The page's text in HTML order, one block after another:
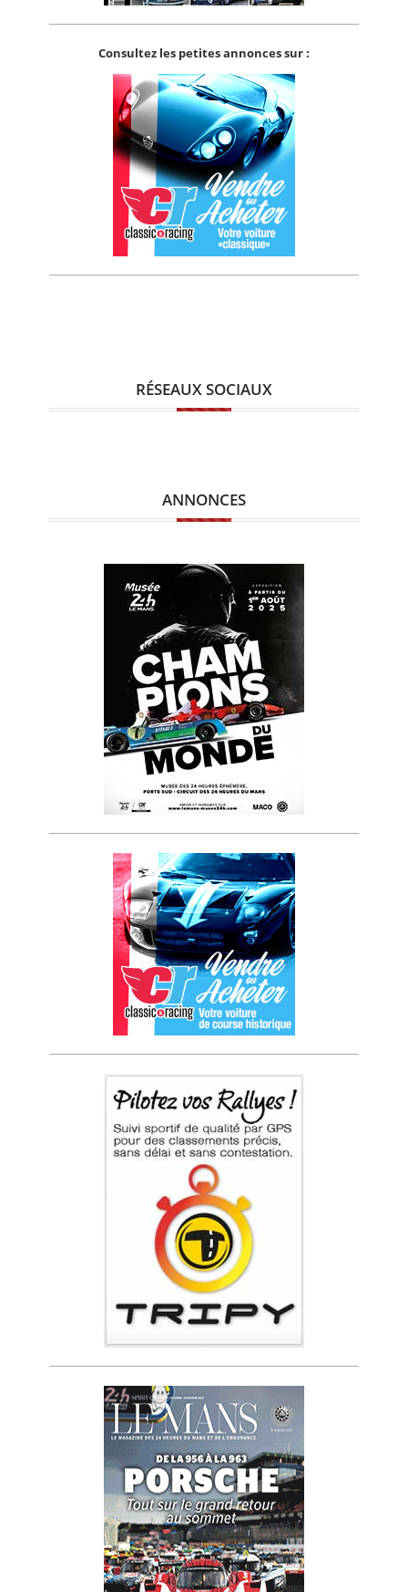
Consultez les petites annonces sur :
RÉSEAUX SOCIAUX
ANNONCES